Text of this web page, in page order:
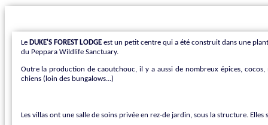
Le DUKE'S FOREST LODGE est un petit centre qui a été construit dans une
du Peppara Wildlife Sanctuary.
Outre la production de caoutchouc, il y a aussi de nombreux épices,
chiens (loin des bungalows...)
Les villas ont une salle de soins privée en rez-de jardin, sous la structure. Elles